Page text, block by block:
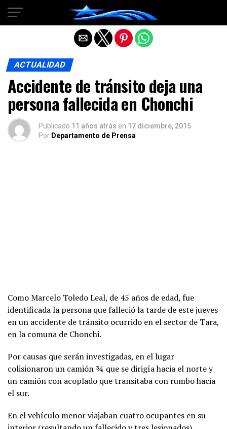
ACTUALIDAD
Accidente de tránsito deja una
persona fallecida en Chonchi
Publicado 11 años atrás en 17 diciembre, 2015
Por Departamento de Prensa
Como Marcelo Toledo Leal, de 45 años de edad, fue
identificada la persona que falleció la tarde de este jueves
en un accidente de tránsito ocurrido en el sector de Tara,
en la comuna de Chonchi.
Por causas que serán investigadas, en el lugar
colisionaron un camión ¾ que se dirigía hacia el norte y
un camión con acoplado que transitaba con rumbo hacia
el sur.
En el vehículo menor viajaban cuatro ocupantes en su
Salir de la versión móvil